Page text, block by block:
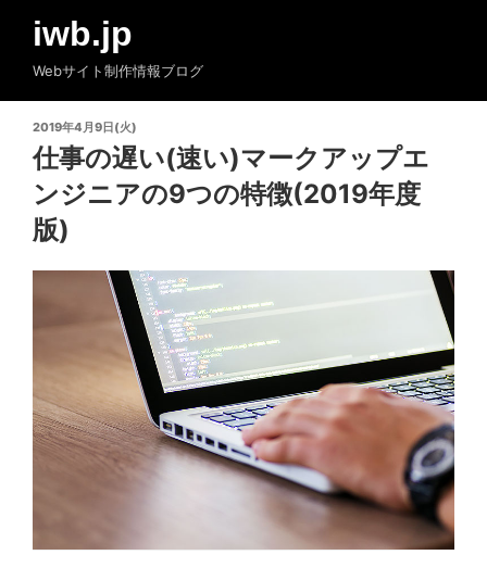
iwb.jp
Webサイト制作情報ブログ
投
稿
日:
2019年4月9日(火)
仕事の遅い(速い)マークアップエ
ンジニアの9つの特徴(2019年度
版)